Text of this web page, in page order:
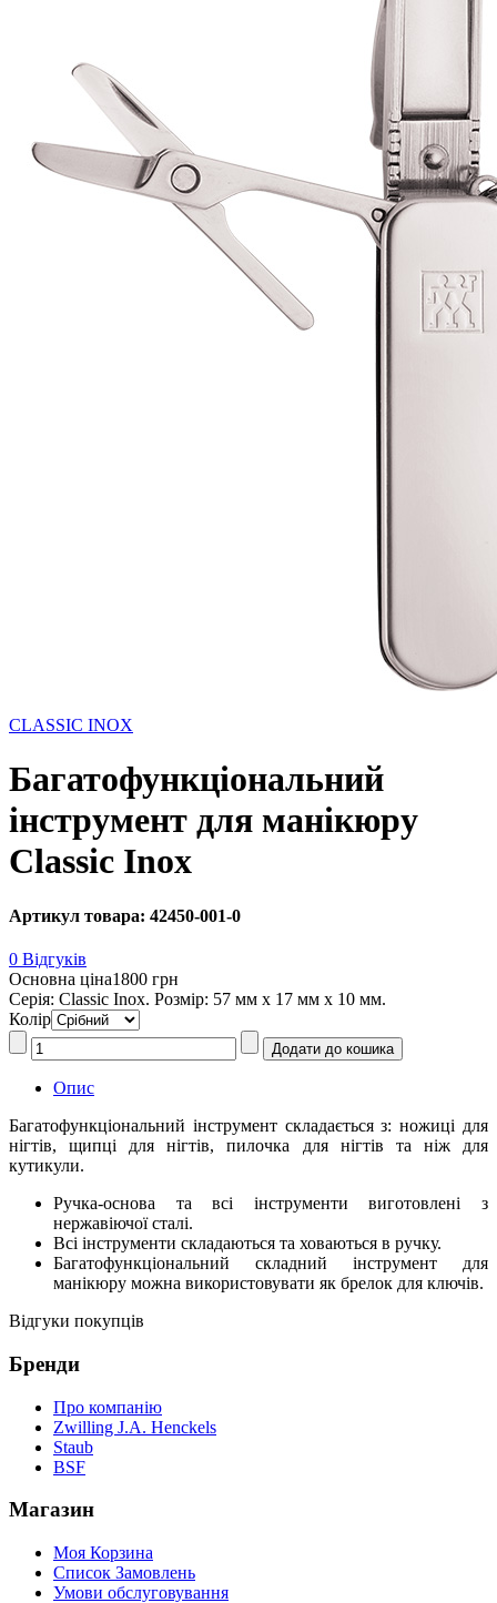
CLASSIC INOX
Багатофункціональний
інструмент для манікюру
Classic Inox
Артикул товара: 42450-001-0
0 Відгуків
Основна ціна1800 грн
Серія: Classic Inox. Розмір: 57 мм х 17 мм х 10 мм.
Колір
Опис
Багатофункціональний інструмент складається з: ножиці для
нігтів, щипці для нігтів, пилочка для нігтів та ніж для
кутикули.
Ручка-основа та всі інструменти виготовлені з
нержавіючої сталі.
Всі інструменти складаються та ховаються в ручку.
Багатофункціональний складний інструмент для
манікюру можна використовувати як брелок для ключів.
Відгуки покупців
Бренди
Про компанію
Zwilling J.A. Henckels
Staub
BSF
Магазин
Моя Корзина
Список Замовлень
Умови обслуговування